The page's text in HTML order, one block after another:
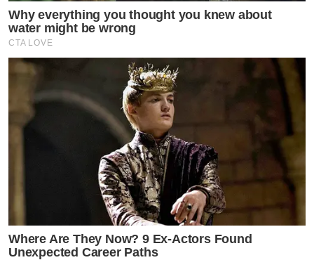
Why everything you thought you knew about
water might be wrong
CTA LOVE
Where Are They Now? 9 Ex-Actors Found
Unexpected Career Paths